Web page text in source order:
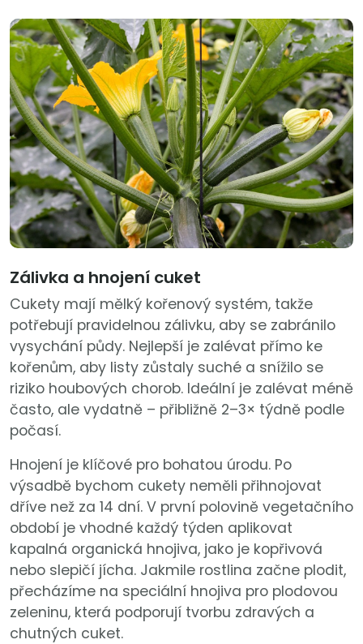
Zálivka a hnojení cuket
Cukety mají mělký kořenový systém, takže
potřebují pravidelnou zálivku, aby se zabránilo
vysychání půdy. Nejlepší je zalévat přímo ke
kořenům, aby listy zůstaly suché a snížilo se
riziko houbových chorob. Ideální je zalévat méně
často, ale vydatně – přibližně 2–3× týdně podle
počasí.
Hnojení je klíčové pro bohatou úrodu. Po
výsadbě bychom cukety neměli přihnojovat
dříve než za 14 dní. V první polovině vegetačního
období je vhodné každý týden aplikovat
kapalná organická hnojiva, jako je kopřivová
nebo slepičí jícha. Jakmile rostlina začne plodit,
přecházíme na speciální hnojiva pro plodovou
zeleninu, která podporují tvorbu zdravých a
chutných cuket.